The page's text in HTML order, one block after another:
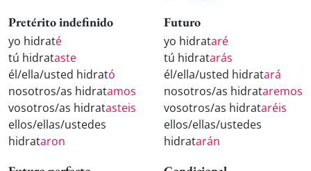
Pretérito indefinido
yo hidraté
tú hidrataste
él/ella/usted hidrató
nosotros/as hidratamos
vosotros/as hidratasteis
ellos/ellas/ustedes
hidrataron
Futuro
yo hidrataré
tú hidratarás
él/ella/usted hidratará
nosotros/as hidrataremos
vosotros/as hidrataréis
ellos/ellas/ustedes
hidratarán